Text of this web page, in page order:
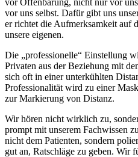
vor Offenbarung, nicht nur vor
vor uns selbst. Dafür gibt uns
er richtet die Aufmerksamkeit auf
unsere eigenen.
Die „professionelle“ Einstellung
Privaten aus der Beziehung mit
sich oft in einer unterkühlten
Professionalität wird zu einer
zur Markierung von Distanz.
Wir hören nicht wirklich zu,
prompt mit unserem Fachwissen
nicht dem Patienten, sondern
gut an, Ratschläge zu geben. Wir